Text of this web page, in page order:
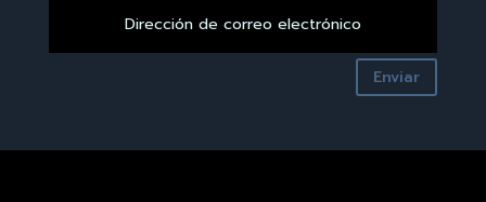
Enviar